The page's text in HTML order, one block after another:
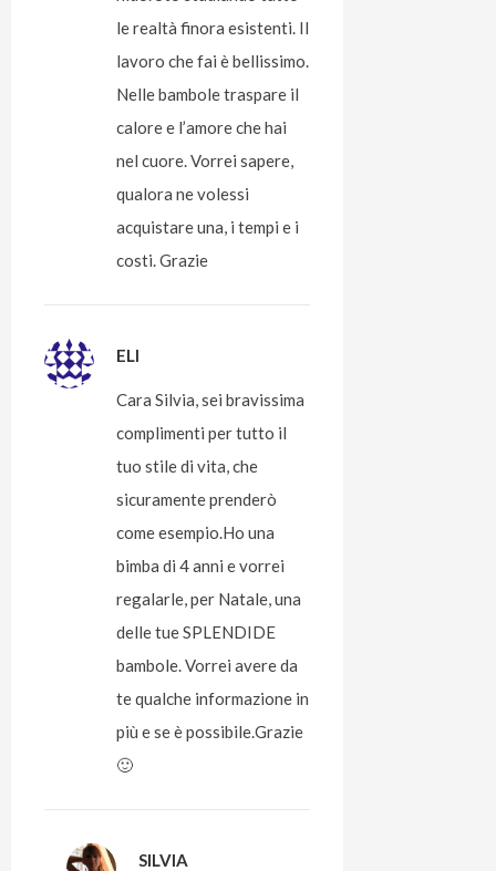
le realtà finora esistenti. Il
lavoro che fai è bellissimo.
Nelle bambole traspare il
calore e l’amore che hai
nel cuore. Vorrei sapere,
qualora ne volessi
acquistare una, i tempi e i
costi. Grazie
ELI
Cara Silvia, sei bravissima
complimenti per tutto il
tuo stile di vita, che
sicuramente prenderò
come esempio.Ho una
bimba di 4 anni e vorrei
regalarle, per Natale, una
delle tue SPLENDIDE
bambole. Vorrei avere da
te qualche informazione in
più e se è possibile.Grazie
🙂
SILVIA